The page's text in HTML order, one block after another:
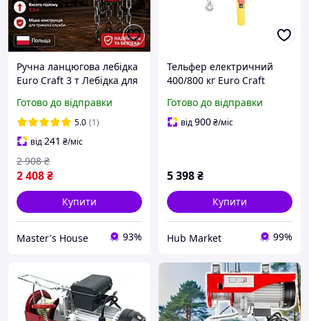
Ручна ланцюгова лебідка
Euro Craft 3 т Лебідка для
Професійна ланцюгова
таль Польща
Готово до відправки
5.0 (1)
від241 ₴/міс
2 408₴
2 908 ₴
Купити
Master's House 93%
Тельфер електричний
400/800 кг Euro Craft
Готово до відправки
від900₴/міс
5 398₴
Купити
Hub Market 99%